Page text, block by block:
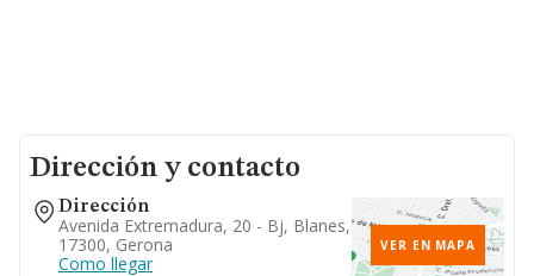
Dirección y contacto
Dirección
Avenida Extremadura, 20 - Bj, Blanes,
17300, Gerona
Como llegar
VER EN MAPA